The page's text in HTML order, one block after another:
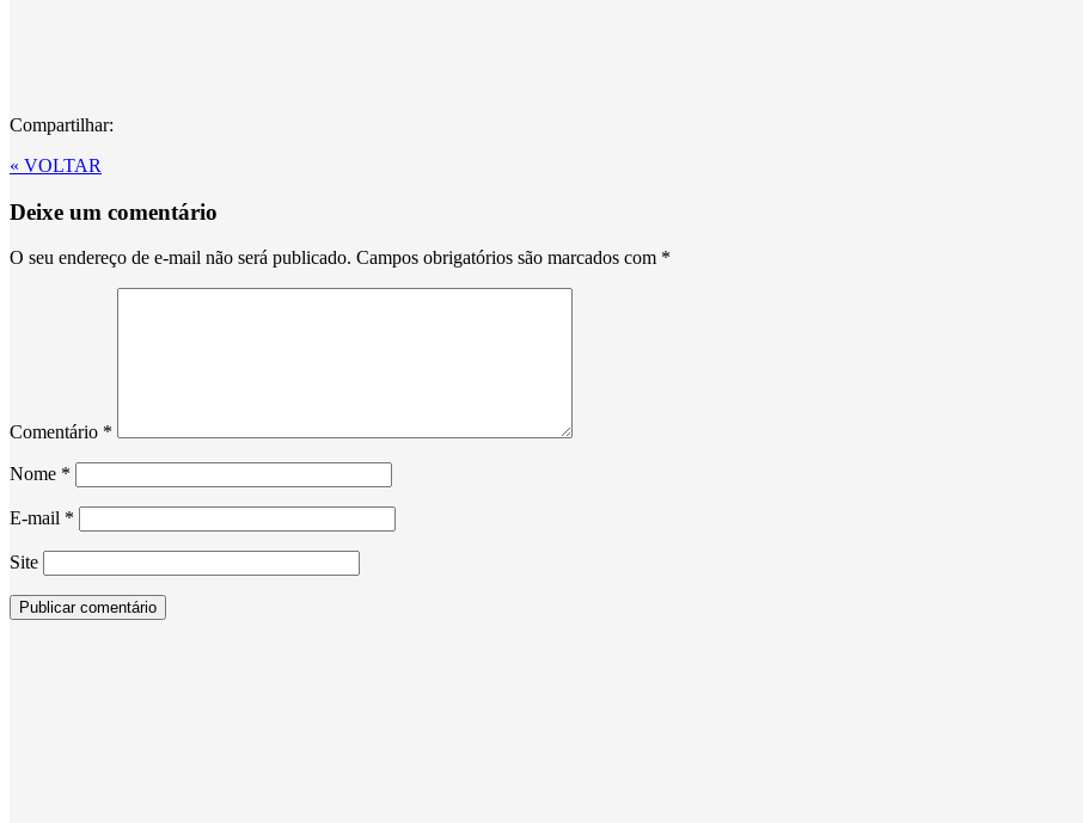
Compartilhar:
« VOLTAR
Deixe um comentário
O seu endereço de e-mail não será publicado. Campos obrigatórios são marcados com *
Comentário *
Nome *
E-mail *
Site